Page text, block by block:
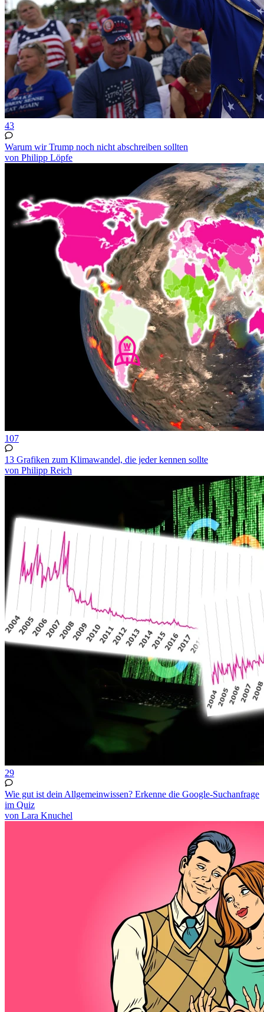
43
Warum wir Trump noch nicht abschreiben sollten
von Philipp Löpfe
107
13 Grafiken zum Klimawandel, die jeder kennen sollte
von Philipp Reich
29
Wie gut ist dein Allgemeinwissen? Erkenne die Google-Suchanfrage
im Quiz
von Lara Knuchel